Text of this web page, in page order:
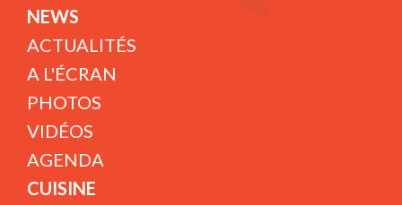
NEWS
ACTUALITÉS
A L'ÉCRAN
PHOTOS
VIDÉOS
AGENDA
CUISINE